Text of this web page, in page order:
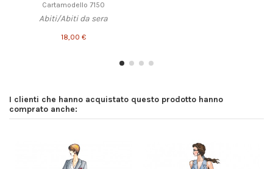
Cartamodello 7150
Abiti/Abiti da sera
18,00 €
I clienti che hanno acquistato questo prodotto hanno
comprato anche: